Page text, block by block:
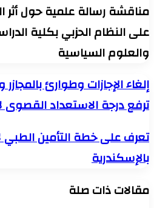
مناقشة رسالة علمية حول أثر
على النظام الحزبي بكلية
والعلوم السياسية
إلغاء
الإجازات
وطوارئ
بالمجازر
الإسكندرية
درجة
القصوى
لاستقبال
إلغاء الإجازات وطوارئ
ترفع درجة الاستعداد القصوى
تعرف
على
خطة
التأمين
لاستقبال
تعرف على خطة التأمين الطبي
بالإسكندرية
مقالات ذات صلة